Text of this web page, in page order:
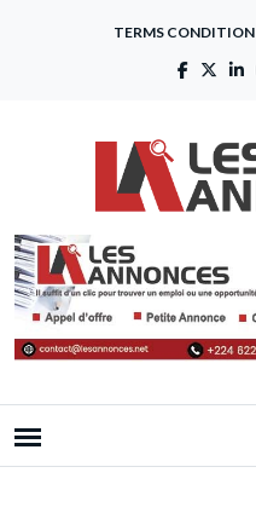
TERMS CONDITION